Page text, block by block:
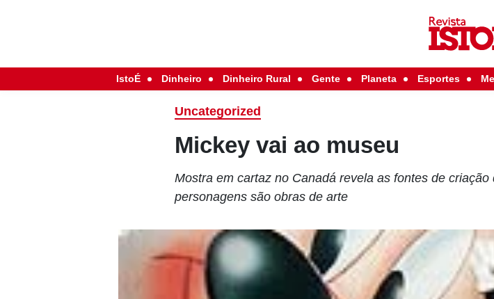
IstoÉ Dinheiro Dinheiro Rural Gente Planeta Esportes
Uncategorized
Mickey vai ao museu
Mostra em cartaz no Canadá revela as fontes de
personagens são obras de arte